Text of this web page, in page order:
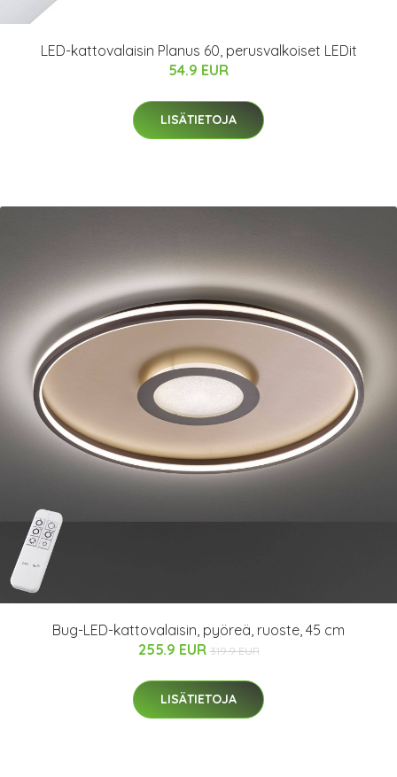
LED-kattovalaisin Planus 60, perusvalkoiset LEDit
54.9 EUR
LISÄTIETOJA
Bug-LED-kattovalaisin, pyöreä, ruoste, 45 cm
255.9 EUR 319.9 EUR
LISÄTIETOJA